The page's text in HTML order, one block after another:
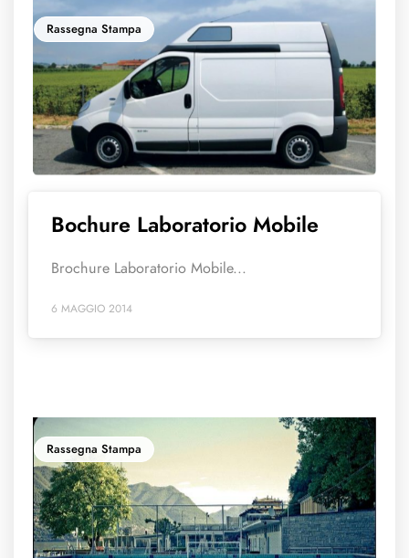
Rassegna Stampa
Bochure Laboratorio Mobile
Brochure Laboratorio Mobile...
6 MAGGIO 2014
Rassegna Stampa